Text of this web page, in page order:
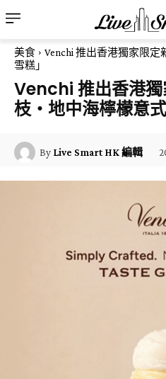
美食
Venchi 推出香港獨家限
雪糕」
Venchi 推出香港
枝・地中海檸檬意式
By Live Smart HK 編輯